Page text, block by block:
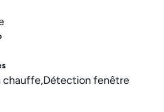
chauffe,Détection fenêtre